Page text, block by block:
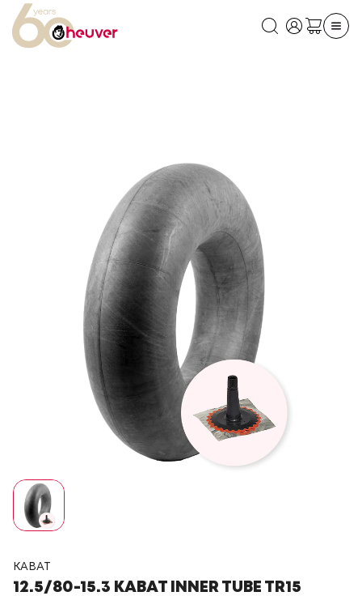
KABAT
12.5/80-15.3 KABAT INNER TUBE TR15